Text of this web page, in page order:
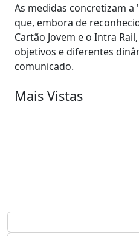
As medidas concretizam
que, embora de
Cartão Jovem e o Intra
objetivos e diferentes
comunicado.
Mais Vistas